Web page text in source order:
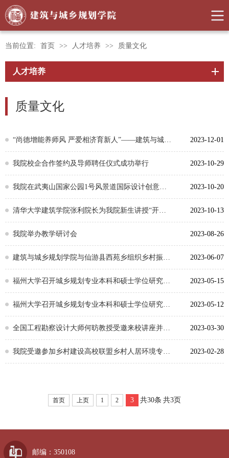
当前位置: 首页 >> 人才培养 >> 质量文化
人才培养
质量文化
“尚德增能养师风 严爱相济育新人”——建筑与城乡规划学院召开研究生导师师德师风座谈会 2023-12-01
我院校企合作签约及导师聘任仪式成功举行 2023-10-29
我院在武夷山国家公园1号风景道国际设计创意大赛中获奖 2023-10-20
清华大学建筑学院张利院长为我院新生讲授“开学第一课” 2023-10-13
我院举办教学研讨会 2023-08-26
建筑与城乡规划学院与仙游县西苑乡组织乡村振兴校地对接会 2023-06-07
福州大学召开城乡规划专业本科和硕士学位研究生教育评估专家意见反馈会 2023-05-15
福州大学召开城乡规划专业本科和硕士学位研究生教育评估专家见面会 2023-05-12
全国工程勘察设计大师何昉教授受邀来校讲座并受聘我校兼职教授 2023-03-30
我院受邀参加乡村建设高校联盟乡村人居环境专项委员会成立大会 2023-02-28
首页 上页 1 2 3 共30条 共3页
邮编：350108